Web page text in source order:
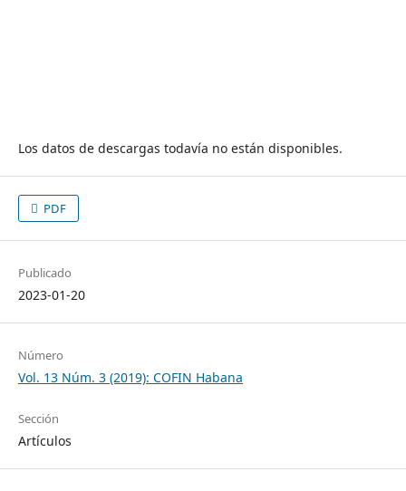
Los datos de descargas todavía no están disponibles.
PDF
Publicado
2023-01-20
Número
Vol. 13 Núm. 3 (2019): COFIN Habana
Sección
Artículos